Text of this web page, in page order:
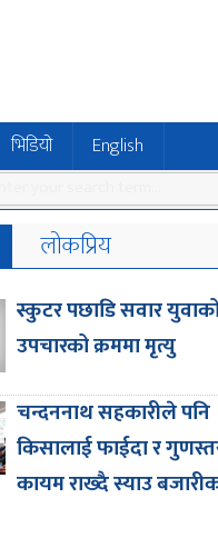
भिडियो English
लोकप्रिय
स्कुटर पछाडि सवार
उपचारको क्रममा मृत्यु
चन्दननाथ सहकारीले पनि
किसालाई फाईदा र
कायम राख्दै स्याउ